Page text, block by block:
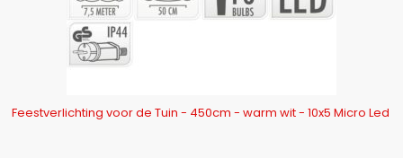
Feestverlichting voor de Tuin - 450cm - warm wit - 10x5 Micro Led